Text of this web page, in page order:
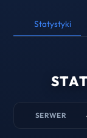
Statystyki
SERWER